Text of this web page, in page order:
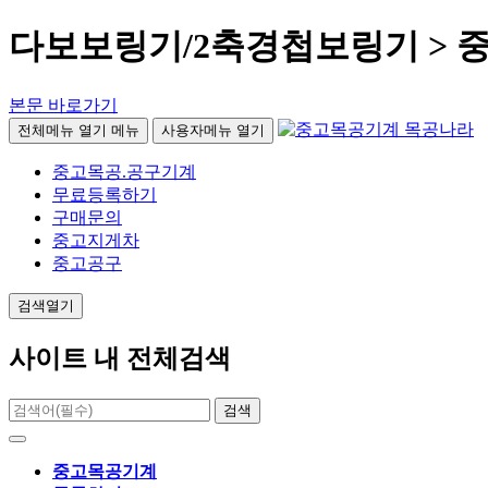
다보보링기/2축경첩보링기 >
본문 바로가기
전체메뉴 열기 메뉴 사용자메뉴 열기
중고목공.공구기계
무료등록하기
구매문의
중고지게차
중고공구
검색열기
사이트 내 전체검색
검색
중고목공기계